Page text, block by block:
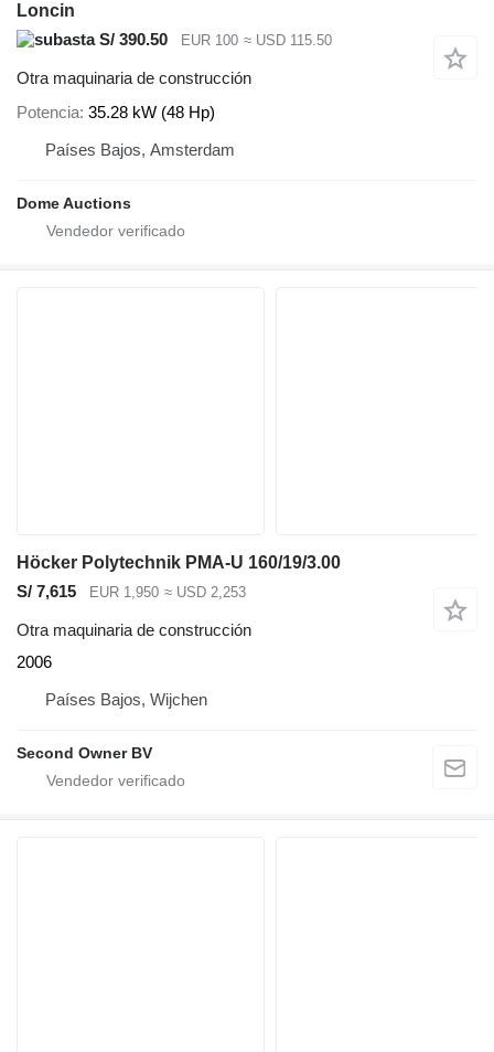
Loncin
S/ 390.50
EUR 100 ≈ USD 115.50
Otra maquinaria de construcción
Potencia 35.28 kW (48 Hp)
Países Bajos, Amsterdam
Dome Auctions
Höcker Polytechnik PMA-U 160/19/3.00
S/ 7,615
EUR 1,950 ≈ USD 2,253
Otra maquinaria de construcción
2006
Países Bajos, Wijchen
Second Owner BV